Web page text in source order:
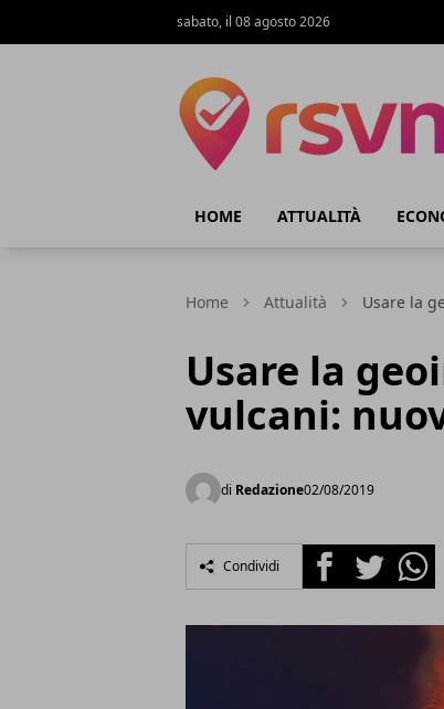
sabato, il 08 agosto 2026
HOME ATTUALITÀ
Home Attualità Usare la
Usare la
vulcani:
di Redazione02/08/2019
Condividi FacebookTwitter